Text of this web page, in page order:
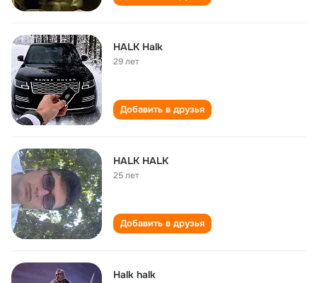
HALK Halk
29 лет
Добавить в друзья
HALK HALK
25 лет
Добавить в друзья
Halk halk